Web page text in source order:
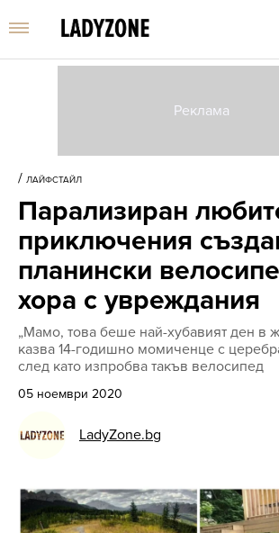
/ ЛАЙФСТАЙЛ
Парализиран
приключения
планински
хора с увреждания
„Мамо, това беше най-хубавият ден в
казва 14-годишно момиченце с
след като изпробва такъв велосипед
05 ноември 2020
LadyZone.bg